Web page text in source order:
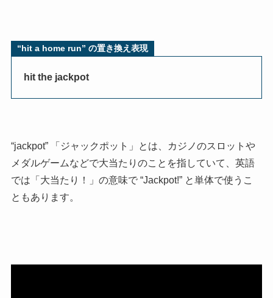
“ hit a home run” の置き換え表現
hit the jackpot
“jackpot” 「ジャックポット」とは、カジノのスロットや
メダルゲームなどで大当たりのことを指していて、英語
では「大当たり！」の意味で “Jackpot!” と単体で使うこ
ともあります。